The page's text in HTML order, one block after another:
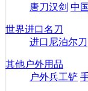
唐刀汉剑 中
世界进口名刀
进口尼泊尔刀
其他户外用品
户外兵工铲